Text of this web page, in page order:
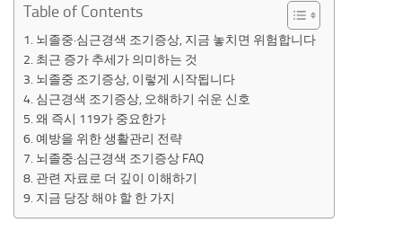
Table of Contents
뇌졸중·심근경색 조기증상, 지금 놓치면 위험합니다
최근 증가 추세가 의미하는 것
뇌졸중 조기증상, 이렇게 시작됩니다
심근경색 조기증상, 오해하기 쉬운 신호
왜 즉시 119가 중요한가
예방을 위한 생활관리 전략
뇌졸중·심근경색 조기증상 FAQ
관련 자료로 더 깊이 이해하기
지금 당장 해야 할 한 가지